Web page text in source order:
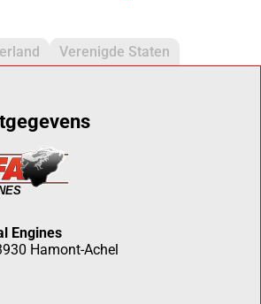
Verenigde Staten
Engines
Hamont-Achel